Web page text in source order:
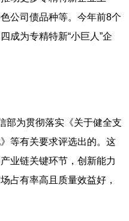
公司债品种等。今年前8个
成为专精特新“小巨人”企
为贯彻落实《关于健全支
等有关要求评选出的。这
业链关键环节，创新能力
占有率高且质量效益好，